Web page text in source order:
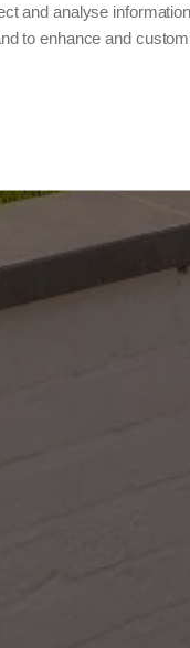
and analyse
to enhance and